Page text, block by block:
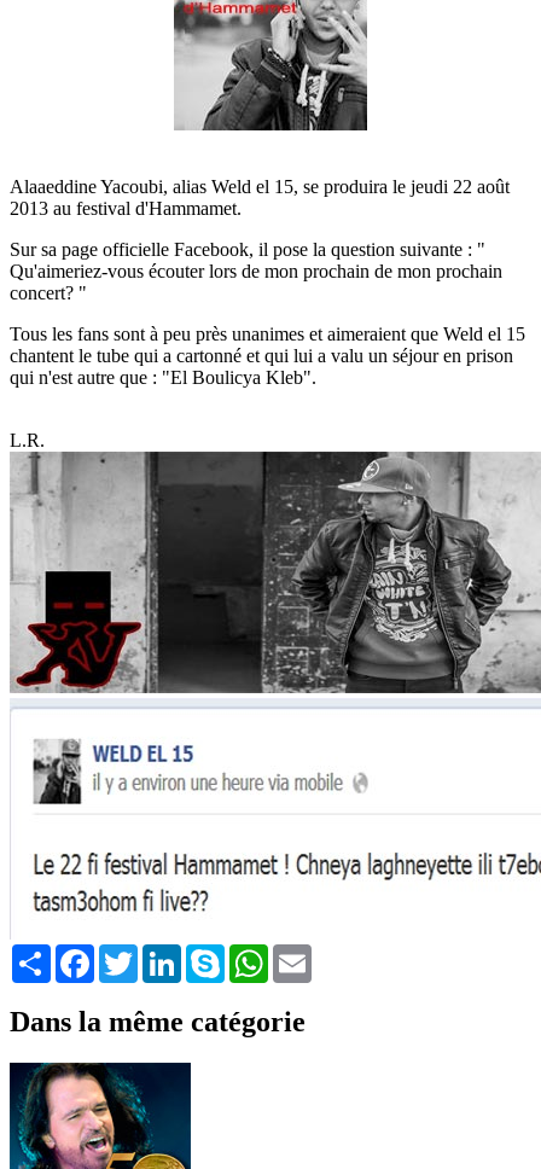
Alaaeddine Yacoubi, alias Weld el 15, se produira le jeudi 22 août
2013 au festival d'Hammamet.
Sur sa page officielle Facebook, il pose la question suivante : "
Qu'aimeriez-vous écouter lors de mon prochain de mon prochain
concert? "
Tous les fans sont à peu près unanimes et aimeraient que Weld el 15
chantent le tube qui a cartonné et qui lui a valu un séjour en prison
qui n'est autre que : "El Boulicya Kleb".
L.R.
Share FacebookTwitterLinkedInSkype WhatsApp
Dans la même catégorie